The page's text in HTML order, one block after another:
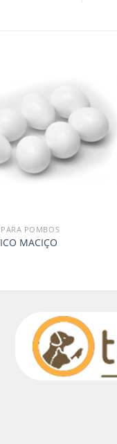
POMBOS
MACIÇO